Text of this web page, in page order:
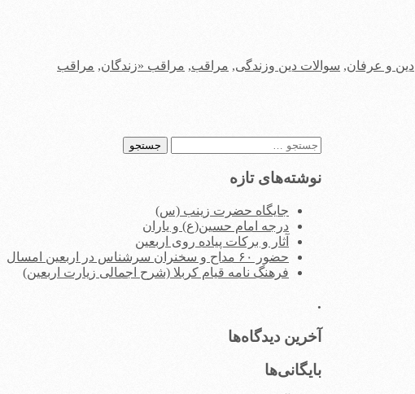
دین و عرفان, سوالات دین وزندگی, مراقب, مراقب «زندگان, مراقب
جستجو
نوشته‌های تازه
جایگاه حضرت زینب (س)
درجه امام حسین(ع) و یاران
آثار و برکات پیاده روی اربعین
حضور ۶۰ مداح و سخنران سرشناس در اربعین امسال
فرهنگ نامه قیام کربلا (شرح اجمالی زیارت اربعین)
.
آخرین دیدگاه‌ها
بایگانی‌ها